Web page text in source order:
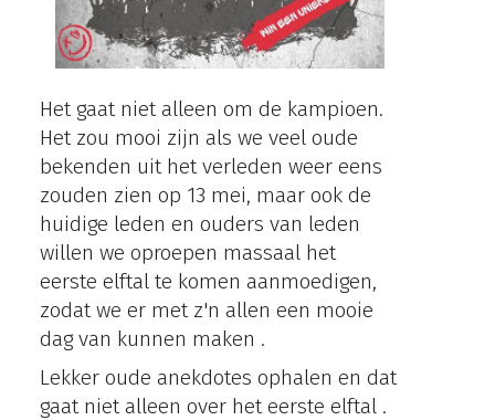
Het gaat niet alleen om de kampioen.
Het zou mooi zijn als we veel oude
bekenden uit het verleden weer eens
zouden zien op 13 mei, maar ook de
huidige leden en ouders van leden
willen we oproepen massaal het
eerste elftal te komen aanmoedigen,
zodat we er met z'n allen een mooie
dag van kunnen maken .
Lekker oude anekdotes ophalen en dat
gaat niet alleen over het eerste elftal .